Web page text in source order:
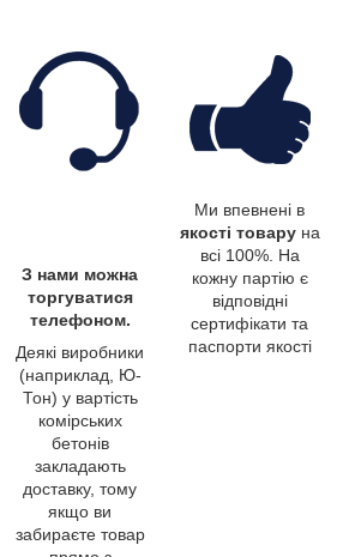
З нами можна
торгуватися
телефоном.
Деякі виробники
(наприклад, Ю-
Тон) у вартість
комірських
бетонів
закладають
доставку, тому
якщо ви
забираєте товар
Ми впевнені в
якості товаруна
всі 100%. На
кожну партію є
відповідні
сертифікати та
паспорти якості